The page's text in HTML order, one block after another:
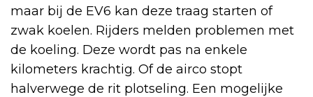
maar bij de EV6 kan deze traag starten of
zwak koelen. Rijders melden problemen met
de koeling. Deze wordt pas na enkele
kilometers krachtig. Of de airco stopt
halverwege de rit plotseling. Een mogelijke